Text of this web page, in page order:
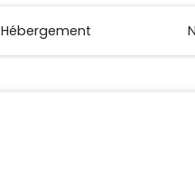
Hébergement